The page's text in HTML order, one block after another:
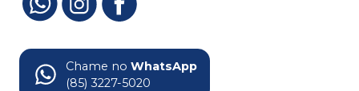
Chame no WhatsApp
(85) 3227-5020